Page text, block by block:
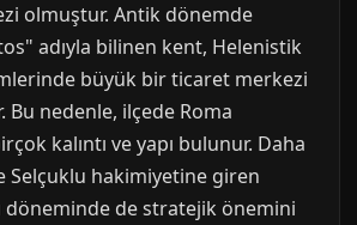
olmuştur. Antik dönemde
adıyla bilinen kent, Helenistik
büyük bir ticaret merkezi
Bu nedenle, ilçede Roma
kalıntı ve yapı bulunur. Daha
Selçuklu hakimiyetine giren
döneminde de stratejik önemini